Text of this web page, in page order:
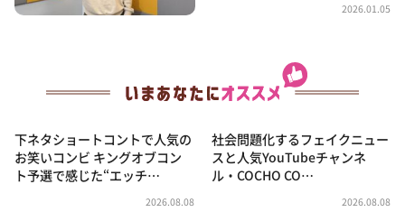
2026.01.05
下ネタショートコントで人気の
お笑いコンビ キングオブコン
ト予選で感じた“エッチ…
2026.08.08
社会問題化するフェイクニュー
スと人気YouTubeチャンネ
ル・COCHO CO…
2026.08.08